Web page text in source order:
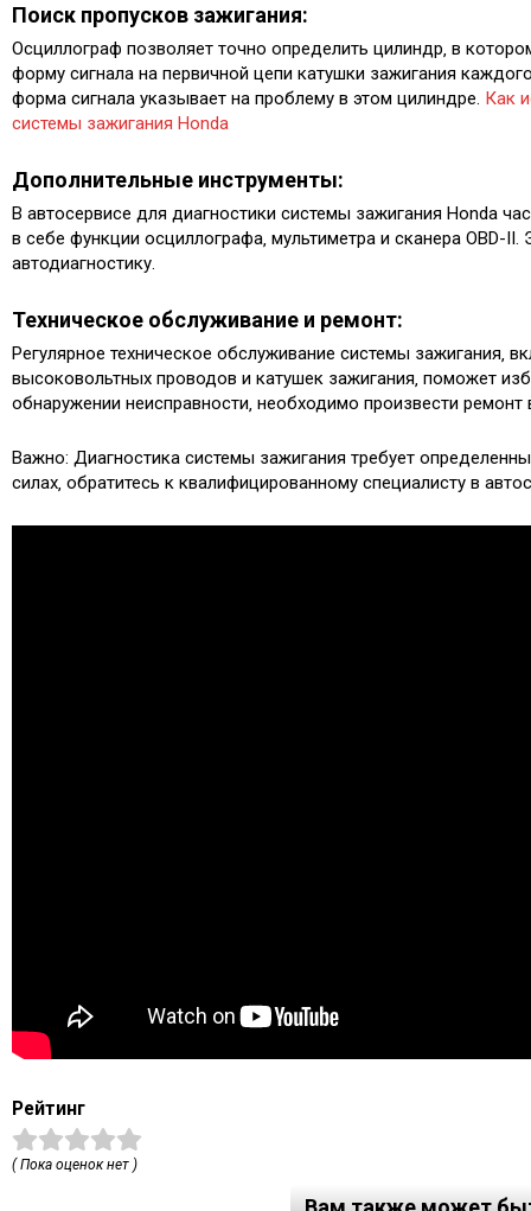
Поиск пропусков зажигания:
Осциллограф позволяет точно определить цилиндр‚ в
форму сигнала на первичной цепи катушки зажигания
форма сигнала указывает на проблему в этом цилиндре. Как
системы зажигания Honda
Дополнительные инструменты:
В автосервисе для диагностики системы зажигания Honda
в себе функции осциллографа‚ мультиметра и сканера OBD-
автодиагностику.
Техническое обслуживание и ремонт:
Регулярное техническое обслуживание системы зажигания‚
высоковольтных проводов и катушек зажигания‚ поможет
обнаружении неисправности‚ необходимо произвести
Важно: Диагностика системы зажигания требует
силах‚ обратитесь к квалифицированному специалисту в
Рейтинг
( Пока оценок нет )